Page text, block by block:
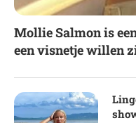
Mollie Salmon is
een visnetje willen